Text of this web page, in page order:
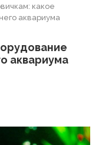
какое
аквариума
аквариума